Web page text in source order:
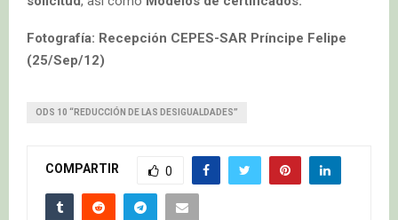
Fotografía: Recepción CEPES-SAR Príncipe Felipe
(25/Sep/12)
ODS 10 “REDUCCIÓN DE LAS DESIGUALDADES”
COMPARTIR 0